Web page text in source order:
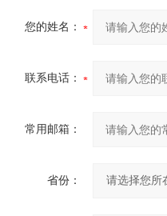
您的姓名：
联系电话：
常用邮箱：
省份：